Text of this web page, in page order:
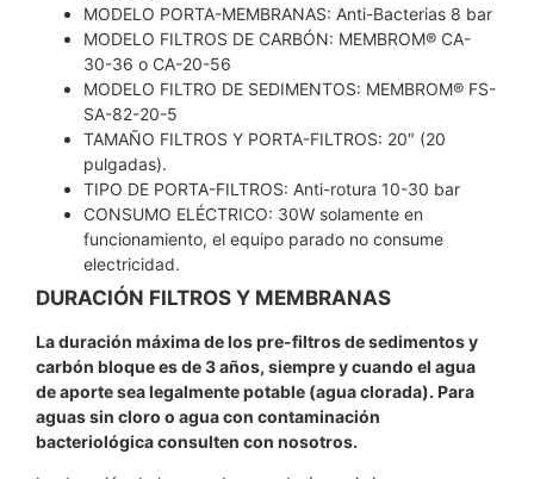
MODELO PORTA-MEMBRANAS: Anti-Bacterias 8 bar
MODELO FILTROS DE CARBÓN: MEMBROM® CA-
30-36 o CA-20-56
MODELO FILTRO DE SEDIMENTOS: MEMBROM® FS-
SA-82-20-5
TAMAÑO FILTROS Y PORTA-FILTROS: 20″ (20
pulgadas).
TIPO DE PORTA-FILTROS: Anti-rotura 10-30 bar
CONSUMO ELÉCTRICO: 30W solamente en
funcionamiento, el equipo parado no consume
electricidad.
DURACIÓN FILTROS Y MEMBRANAS
La duración máxima de los pre-filtros de sedimentos y
carbón bloque es de 3 años, siempre y cuando el agua
de aporte sea legalmente potable (agua clorada). Para
aguas sin cloro o agua con contaminación
bacteriológica consulten con nosotros.